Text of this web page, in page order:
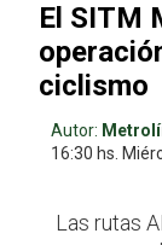
El SITM
ciclismo
Autor:
16:30 hs.
Las rutas